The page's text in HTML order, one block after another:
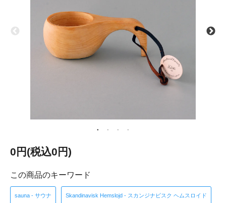
0円(税込0円)
この商品のキーワード
sauna - サウナ Skandinavisk Hemslojd - スカンジナビスク ヘムスロイド